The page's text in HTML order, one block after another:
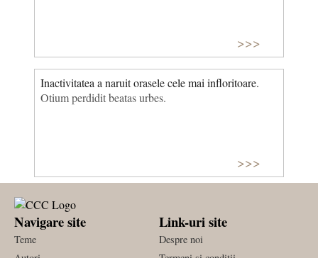
>>>
Inactivitatea a naruit orasele cele mai infloritoare.
Otium perdidit beatas urbes.
>>>
Navigare site
Teme
Link-uri site
Despre noi